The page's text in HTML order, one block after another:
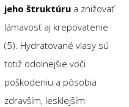
jeho štruktúru a znižovať
lámavosť aj krepovatenie
(5). Hydratované vlasy sú
totiž odolnejšie voči
poškodeniu a pôsobia
zdravším, lesklejším